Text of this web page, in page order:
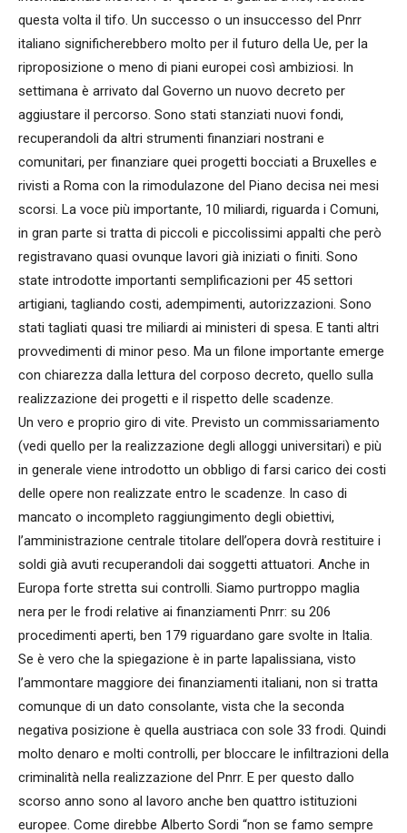
questa volta il tifo. Un successo o un insuccesso del Pnrr
italiano significherebbero molto per il futuro della Ue, per la
riproposizione o meno di piani europei così ambiziosi. In
settimana è arrivato dal Governo un nuovo decreto per
aggiustare il percorso. Sono stati stanziati nuovi fondi,
recuperandoli da altri strumenti finanziari nostrani e
comunitari, per finanziare quei progetti bocciati a Bruxelles e
rivisti a Roma con la rimodulazone del Piano decisa nei mesi
scorsi. La voce più importante, 10 miliardi, riguarda i Comuni,
in gran parte si tratta di piccoli e piccolissimi appalti che però
registravano quasi ovunque lavori già iniziati o finiti. Sono
state introdotte importanti semplificazioni per 45 settori
artigiani, tagliando costi, adempimenti, autorizzazioni. Sono
stati tagliati quasi tre miliardi ai ministeri di spesa. E tanti altri
provvedimenti di minor peso. Ma un filone importante emerge
con chiarezza dalla lettura del corposo decreto, quello sulla
realizzazione dei progetti e il rispetto delle scadenze.
Un vero e proprio giro di vite. Previsto un commissariamento
(vedi quello per la realizzazione degli alloggi universitari) e più
in generale viene introdotto un obbligo di farsi carico dei costi
delle opere non realizzate entro le scadenze. In caso di
mancato o incompleto raggiungimento degli obiettivi,
l’amministrazione centrale titolare dell’opera dovrà restituire i
soldi già avuti recuperandoli dai soggetti attuatori. Anche in
Europa forte stretta sui controlli. Siamo purtroppo maglia
nera per le frodi relative ai finanziamenti Pnrr: su 206
procedimenti aperti, ben 179 riguardano gare svolte in Italia.
Se è vero che la spiegazione è in parte lapalissiana, visto
l’ammontare maggiore dei finanziamenti italiani, non si tratta
comunque di un dato consolante, vista che la seconda
negativa posizione è quella austriaca con sole 33 frodi. Quindi
molto denaro e molti controlli, per bloccare le infiltrazioni della
criminalità nella realizzazione del Pnrr. E per questo dallo
scorso anno sono al lavoro anche ben quattro istituzioni
europee. Come direbbe Alberto Sordi “non se famo sempre